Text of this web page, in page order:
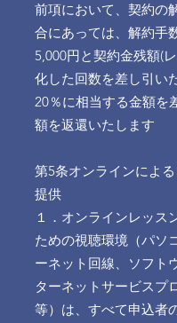
前項において、契約の
合にあっては、解約手
5,000円と契約金残額(
化した回数を差し引い
20％に相当する金額を
額を返還いたします
第5条オンラインによ
提供
１．オンラインレッス
ための視聴環境（パソ
ーネット回線、ソフト
ターネットサービスプ
等）は、すべて申込者